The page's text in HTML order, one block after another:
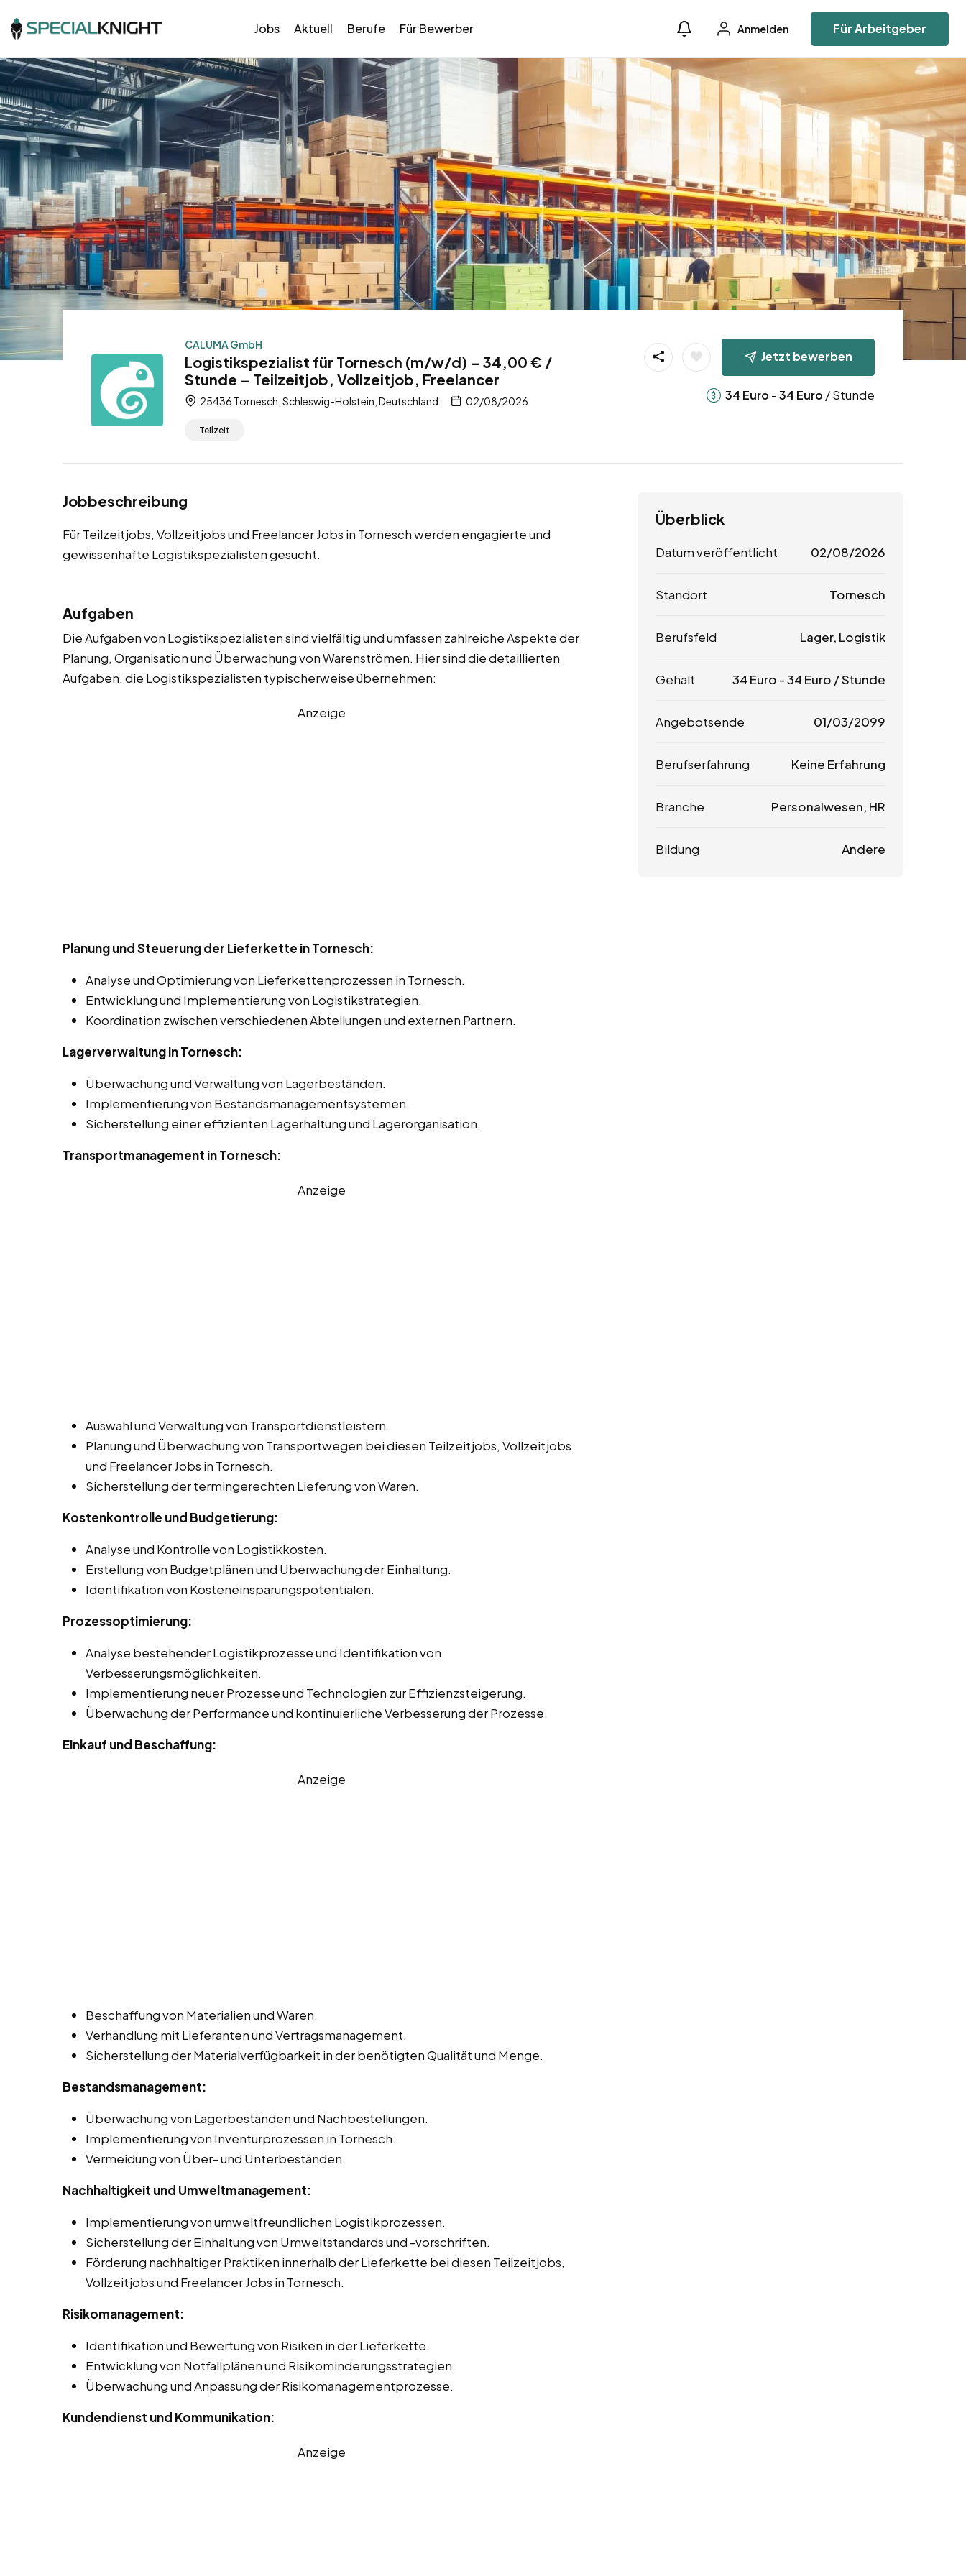
Jobs Aktuell Berufe Für Bewerber Anmelden Für Arbeitgeber
CALUMA GmbH
Logistikspezialist für Tornesch (m/w/d) – 34,00 € /
Stunde – Teilzeitjob, Vollzeitjob, Freelancer
25436 Tornesch, Schleswig-Holstein, Deutschland 02/08/2026
Teilzeit
Jetzt bewerben
34 Euro -34 Euro / Stunde
Jobbeschreibung
Für Teilzeitjobs, Vollzeitjobs und Freelancer Jobs in Tornesch werden engagierte und
gewissenhafte Logistikspezialisten gesucht.
Aufgaben
Die Aufgaben von Logistikspezialisten sind vielfältig und umfassen zahlreiche Aspekte der
Planung, Organisation und Überwachung von Warenströmen. Hier sind die detaillierten
Aufgaben, die Logistikspezialisten typischerweise übernehmen:
Anzeige
Planung und Steuerung der Lieferkette in Tornesch:
Analyse und Optimierung von Lieferkettenprozessen in Tornesch.
Entwicklung und Implementierung von Logistikstrategien.
Koordination zwischen verschiedenen Abteilungen und externen Partnern.
Lagerverwaltung in Tornesch:
Überwachung und Verwaltung von Lagerbeständen.
Implementierung von Bestandsmanagementsystemen.
Sicherstellung einer effizienten Lagerhaltung und Lagerorganisation.
Transportmanagement in Tornesch:
Anzeige
Auswahl und Verwaltung von Transportdienstleistern.
Planung und Überwachung von Transportwegen bei diesen Teilzeitjobs, Vollzeitjobs
und Freelancer Jobs in Tornesch.
Sicherstellung der termingerechten Lieferung von Waren.
Kostenkontrolle und Budgetierung:
Analyse und Kontrolle von Logistikkosten.
Erstellung von Budgetplänen und Überwachung der Einhaltung.
Identifikation von Kosteneinsparungspotentialen.
Prozessoptimierung:
Analyse bestehender Logistikprozesse und Identifikation von
Verbesserungsmöglichkeiten.
Implementierung neuer Prozesse und Technologien zur Effizienzsteigerung.
Überwachung der Performance und kontinuierliche Verbesserung der Prozesse.
Einkauf und Beschaffung:
Anzeige
Beschaffung von Materialien und Waren.
Verhandlung mit Lieferanten und Vertragsmanagement.
Sicherstellung der Materialverfügbarkeit in der benötigten Qualität und Menge.
Bestandsmanagement:
Überwachung von Lagerbeständen und Nachbestellungen.
Implementierung von Inventurprozessen in Tornesch.
Vermeidung von Über- und Unterbeständen.
Nachhaltigkeit und Umweltmanagement:
Implementierung von umweltfreundlichen Logistikprozessen.
Sicherstellung der Einhaltung von Umweltstandards und -vorschriften.
Förderung nachhaltiger Praktiken innerhalb der Lieferkette bei diesen Teilzeitjobs,
Vollzeitjobs und Freelancer Jobs in Tornesch.
Risikomanagement:
Identifikation und Bewertung von Risiken in der Lieferkette.
Entwicklung von Notfallplänen und Risikominderungsstrategien.
Überwachung und Anpassung der Risikomanagementprozesse.
Kundendienst und Kommunikation:
Anzeige
Überblick
Datum veröffentlicht 02/08/2026
Standort Tornesch
Berufsfeld Lager, Logistik
Gehalt 34 Euro -34 Euro / Stunde
Angebotsende 01/03/2099
Berufserfahrung Keine Erfahrung
Branche Personalwesen, HR
Bildung Andere